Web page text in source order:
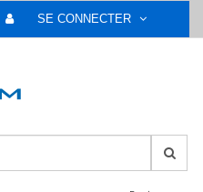
SE CONNECTER